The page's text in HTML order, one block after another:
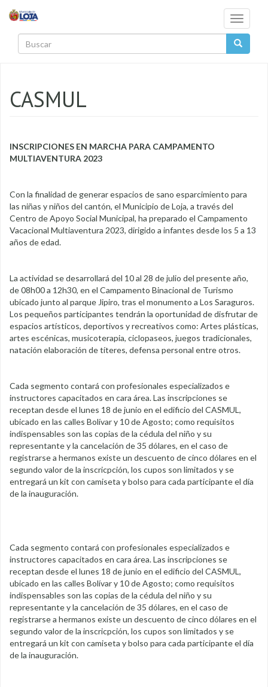
Toggle
CASMUL
INSCRIPCIONES EN MARCHA PARA CAMPAMENTO
MULTIAVENTURA 2023
Con la finalidad de generar espacios de sano esparcimiento para
las niñas y niños del cantón, el Municipio de Loja, a través del
Centro de Apoyo Social Municipal, ha preparado el Campamento
Vacacional Multiaventura 2023, dirigido a infantes desde los 5 a 13
años de edad.
La actividad se desarrollará del 10 al 28 de julio del presente año,
de 08h00 a 12h30, en el Campamento Binacional de Turismo
ubicado junto al parque Jipiro, tras el monumento a Los Saraguros.
Los pequeños participantes tendrán la oportunidad de disfrutar de
espacios artísticos, deportivos y recreativos como: Artes plásticas,
artes escénicas, musicoterapia, ciclopaseos, juegos tradicionales,
natación elaboración de títeres, defensa personal entre otros.
Cada segmento contará con profesionales especializados e
instructores capacitados en cara área. Las inscripciones se
receptan desde el lunes 18 de junio en el edificio del CASMUL,
ubicado en las calles Bolívar y 10 de Agosto; como requisitos
indispensables son las copias de la cédula del niño y su
representante y la cancelación de 35 dólares, en el caso de
registrarse a hermanos existe un descuento de cinco dólares en el
segundo valor de la inscricpción, los cupos son limitados y se
entregará un kit con camiseta y bolso para cada participante el día
de la inauguración.
Cada segmento contará con profesionales especializados e
instructores capacitados en cara área. Las inscripciones se
receptan desde el lunes 18 de junio en el edificio del CASMUL,
ubicado en las calles Bolívar y 10 de Agosto; como requisitos
indispensables son las copias de la cédula del niño y su
representante y la cancelación de 35 dólares, en el caso de
registrarse a hermanos existe un descuento de cinco dólares en el
segundo valor de la inscricpción, los cupos son limitados y se
entregará un kit con camiseta y bolso para cada participante el día
de la inauguración.